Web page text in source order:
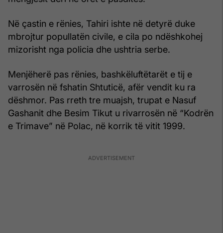
Në çastin e rënies, Tahiri ishte në detyrë duke
mbrojtur popullatën civile, e cila po ndëshkohej
mizorisht nga policia dhe ushtria serbe.
Menjëherë pas rënies, bashkëluftëtarët e tij e
varrosën në fshatin Shtuticë, afër vendit ku ra
dëshmor. Pas rreth tre muajsh, trupat e Nasuf
Gashanit dhe Besim Tikut u rivarrosën në “Kodrën
e Trimave” në Polac, në korrik të vitit 1999.